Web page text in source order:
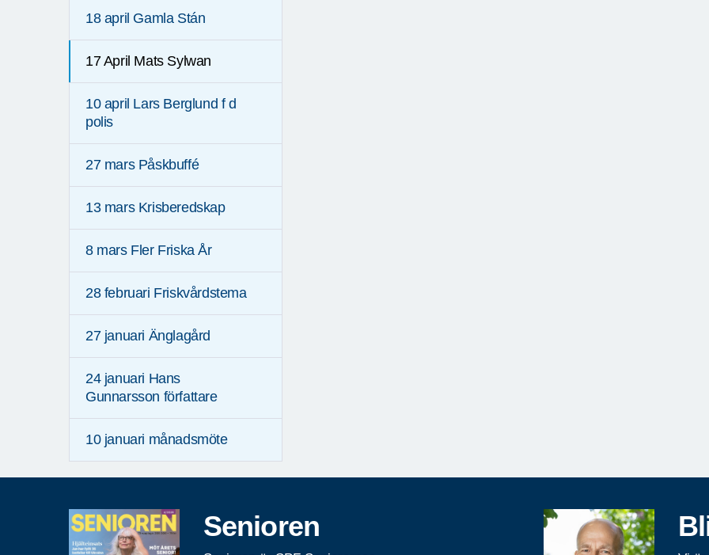
18 april Gamla Stán
17 April Mats Sylwan
10 april Lars Berglund f d
polis
27 mars Påskbuffé
13 mars Krisberedskap
8 mars Fler Friska År
28 februari Friskvårdstema
27 januari Änglagård
24 januari Hans
Gunnarsson författare
10 januari månadsmöte
Senioren